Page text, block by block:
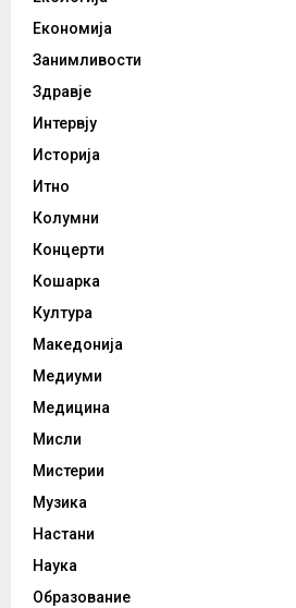
Економија
Занимливости
Здравје
Интервју
Историја
Итно
Колумни
Концерти
Кошарка
Култура
Македонија
Медиуми
Медицина
Мисли
Мистерии
Музика
Настани
Наука
Образование